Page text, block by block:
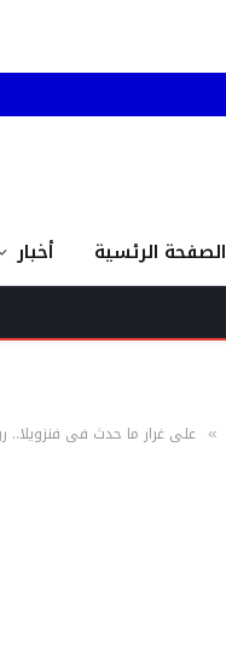
الصفحة الرئسية أخبار
» على غرار ما حدث في فنزويلا..